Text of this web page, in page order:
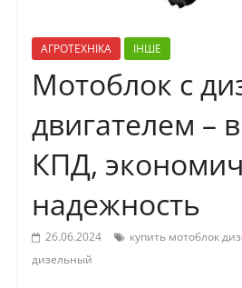
АГРОТЕХНІКА ІНШЕ
Мотоблок с
двигателем –
КПД,
надежность
26.06.2024 купить мотоблок
дизельный